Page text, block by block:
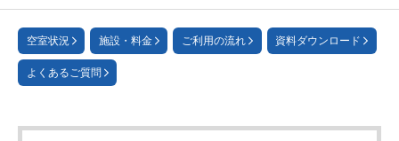
空室状況 施設・料金 ご利用の流れ 資料ダウンロード
よくあるご質問